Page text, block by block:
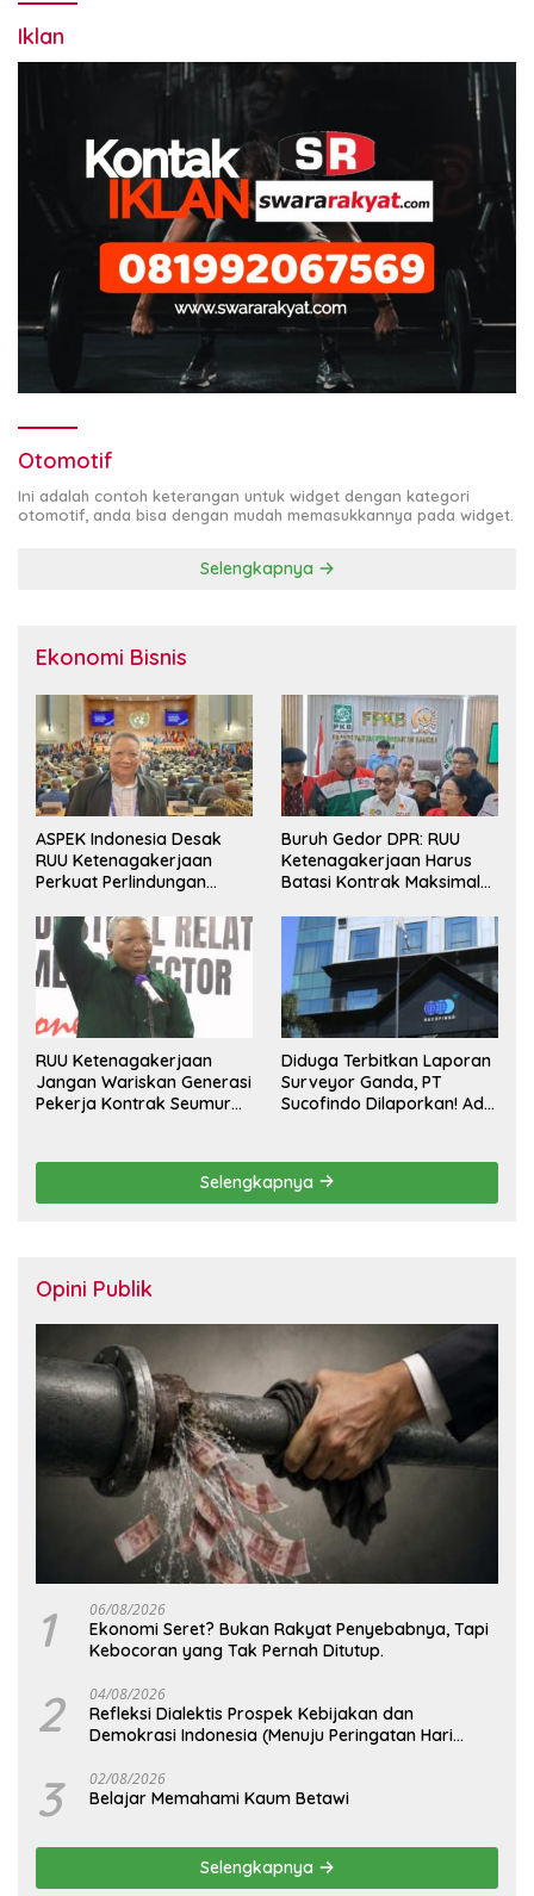
Iklan
Otomotif
Ini adalah contoh keterangan untuk widget dengan kategori
otomotif, anda bisa dengan mudah memasukkannya pada widget.
Selengkapnya
Ekonomi Bisnis
ASPEK Indonesia Desak
RUU Ketenagakerjaan
Perkuat Perlindungan
Pesangon
Buruh Gedor DPR: RUU
Ketenagakerjaan Harus
Batasi Kontrak Maksimal
Berbasis KHL
RUU Ketenagakerjaan
Jangan Wariskan Generasi
Pekerja Kontrak Seumur
Diduga Terbitkan Laporan
Surveyor Ganda, PT
Sucofindo Dilaporkan! Ada
Selengkapnya
Opini Publik
1 06/08/2026
Ekonomi Seret? Bukan Rakyat Penyebabnya, Tapi
Kebocoran yang Tak Pernah Ditutup.
2 04/08/2026
Refleksi Dialektis Prospek Kebijakan dan
Demokrasi Indonesia (Menuju Peringatan Hari
3 02/08/2026
Belajar Memahami Kaum Betawi
Selengkapnya